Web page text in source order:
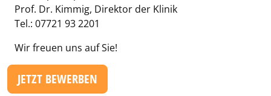
Prof. Dr. Kimmig, Direktor der Klinik
Tel.: 07721 93 2201
Wir freuen uns auf Sie!
JETZT BEWERBEN